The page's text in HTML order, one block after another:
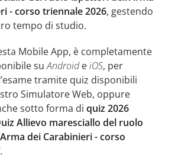
- corso triennale 2026, gestendo
tempo di studio.
Mobile App, è completamente
suAndroideiOS, per
tramite quiz disponibili
Simulatore Web, oppure
sotto forma di quiz 2026
Allievo maresciallo del ruolo
dei Carabinieri - corso
.